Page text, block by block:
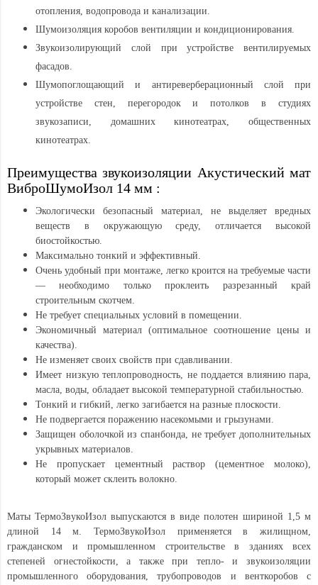
отопления, водопровода и канализации.
Шумоизоляция коробов вентиляции и кондиционирования.
Звукоизолирующий слой при устройстве вентилируемых
фасадов.
Шумопоглощающий и антиреверберационный слой при
устройстве стен, перегородок и потолков в студиях
звукозаписи, домашних кинотеатрах, общественных
кинотеатрах.
Преимущества звукоизоляции Акустический мат
ВиброШумоИзол 14 мм :
Экологически безопасный материал, не выделяет вредных
веществ в окружающую среду, отличается высокой
биостойкостью.
Максимально тонкий и эффективный.
Очень удобный при монтаже, легко кроится на требуемые части
— необходимо только проклеить разрезанный край
строительным скотчем.
Не требует специальных условий в помещении.
Экономичный материал (оптимальное соотношение цены и
качества).
Не изменяет своих свойств при сдавливании.
Имеет низкую теплопроводность, не поддается влиянию пара,
масла, воды, обладает высокой температурной стабильностью.
Тонкий и гибкий, легко загибается на разные плоскости.
Не подвергается поражению насекомыми и грызунами.
Защищен оболочкой из спанбонда, не требует дополнительных
укрывных материалов.
Не пропускает цементный раствор (цементное молоко),
который может склеить волокно.
Маты ТермоЗвукоИзол выпускаются в виде полотен шириной 1,5 м
длиной 14 м. ТермоЗвукоИзол применяется в жилищном,
гражданском и промышленном строительстве в зданиях всех
степеней огнестойкости, а также при тепло- и звукоизоляции
промышленного оборудования, трубопроводов и венткоробов с